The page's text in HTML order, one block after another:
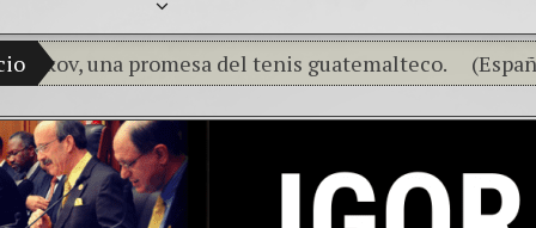
promesa del tenis guatemalteco.
(Español)
(Español) La impunidad absoluta — II Parte —
(Español) Las Montañas Rusas – Capítulo V –